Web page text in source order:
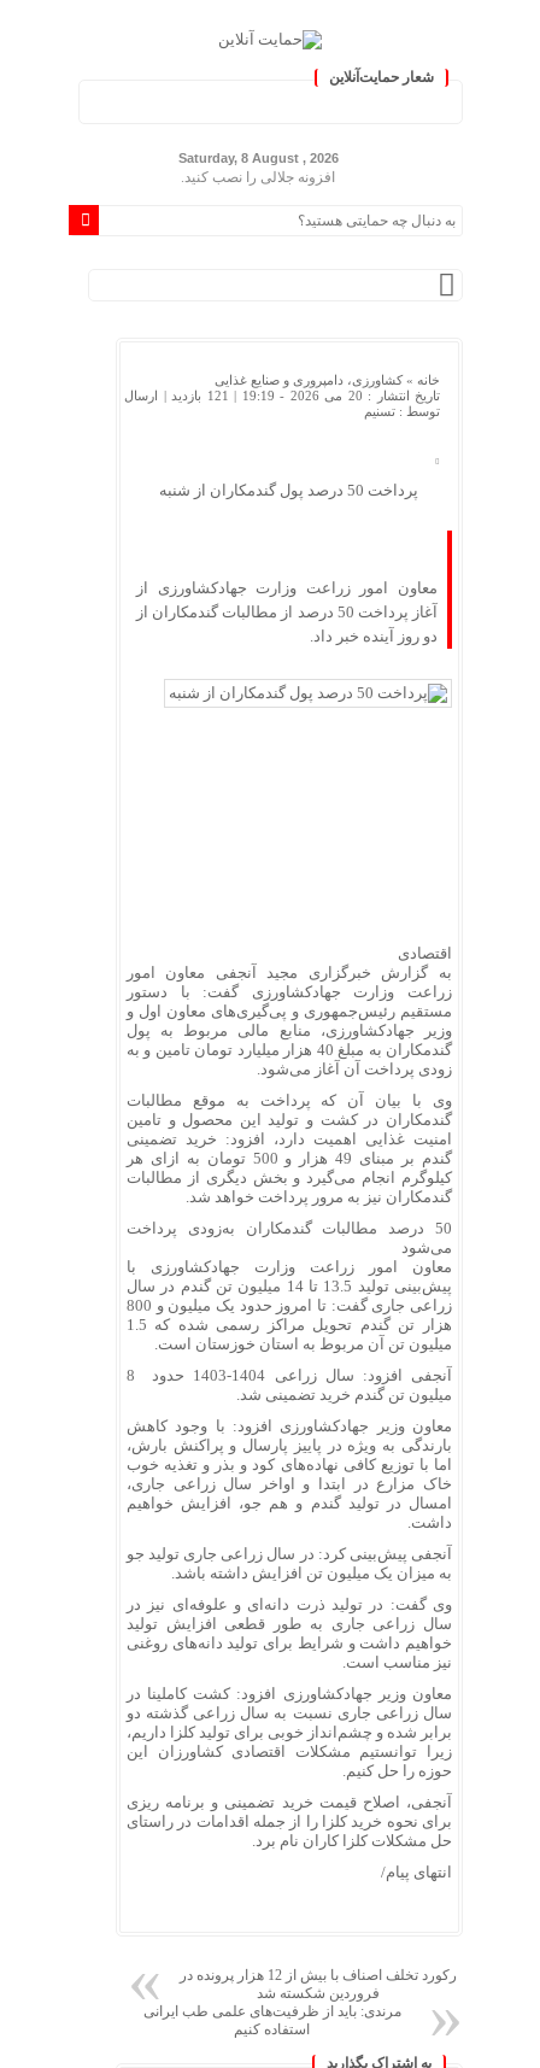
شعار حمایت‌آنلاین
Saturday, 8 August , 2026
افزونه جلالی را نصب کنید.
خانه »کشاورزی، دامپروری و صنایع غذایی
تاریخ انتشار : 20 می 2026 - 19:19 |
121 بازدید
| ارسال
توسط : تسنیم
پرداخت 50 درصد پول گندمکاران از شنبه
معاون امور زراعت وزارت جهادکشاورزی از
آغاز پرداخت 50 درصد از مطالبات گندمکاران از
دو روز آینده خبر داد.
اقتصادی
به گزارش خبرگزاری مجید آنجفی معاون امور
زراعت وزارت جهادکشاورزی گفت: با دستور
مستقیم رئیس‌جمهوری و پی‌گیری‌های معاون اول و
وزیر جهادکشاورزی، منابع مالی مربوط به پول
گندمکاران به مبلغ 40 هزار میلیارد تومان تامین و به
زودی پرداخت آن آغاز می‌شود.
وی با بیان آن که پرداخت به موقع مطالبات
گندمکاران در کشت و تولید این محصول و تامین
امنیت غذایی اهمیت دارد، افزود: خرید تضمینی
گندم بر مبنای 49 هزار و 500 تومان به ازای هر
کیلوگرم انجام می‌گیرد و بخش دیگری از مطالبات
گندمکاران نیز به مرور پرداخت خواهد شد.
50 درصد مطالبات گندمکاران به‌زودی پرداخت
می‌شود
معاون امور زراعت وزارت جهادکشاورزی با
پیش‌بینی تولید 13.5 تا 14 میلیون تن گندم در سال
زراعی جاری گفت: تا امروز حدود یک میلیون و 800
هزار تن گندم تحویل مراکز رسمی شده که 1.5
میلیون تن آن مربوط به استان خوزستان است.
آنجفی افزود: سال زراعی 1404-1403 حدود 8
میلیون تن گندم خرید تضمینی شد.
معاون وزیر جهادکشاورزی افزود: با وجود کاهش
بارندگی به ویژه در پاییز پارسال و پراکنش بارش،
اما با توزیع کافی نهاده‌های کود و بذر و تغذیه خوب
خاک مزارع در ابتدا و اواخر سال زراعی جاری،
امسال در تولید گندم و هم جو، افزایش خواهیم
داشت.
آنجفی پیش‌بینی کرد: در سال زراعی جاری تولید جو
به میزان یک میلیون تن افزایش داشته باشد.
وی گفت: در تولید ذرت دانه‌ای و علوفه‌ای نیز در
سال زراعی جاری به طور قطعی افزایش تولید
خواهیم داشت و شرایط برای تولید دانه‌های روغنی
نیز مناسب است.
معاون وزیر جهادکشاورزی افزود: کشت کاملینا در
سال زراعی جاری نسبت به سال زراعی گذشته دو
برابر شده و چشم‌انداز خوبی برای تولید کلزا داریم،
زیرا توانستیم مشکلات اقتصادی کشاورزان این
حوزه را حل کنیم.
آنجفی، اصلاح قیمت خرید تضمینی و برنامه ریزی
برای نحوه خرید کلزا را از جمله اقدامات در راستای
حل مشکلات کلزا کاران نام برد.
انتهای پیام/
رکورد تخلف اصناف با بیش از 12 هزار پرونده در
فروردین شکسته شد
مرندی: باید از ظرفیت‌های علمی طب ایرانی
استفاده کنیم
به اشتراک بگذارید